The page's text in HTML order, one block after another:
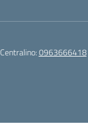
Centralino:0963666418